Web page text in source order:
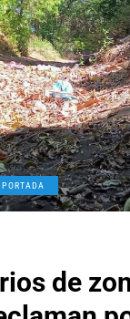
PORTADA
de